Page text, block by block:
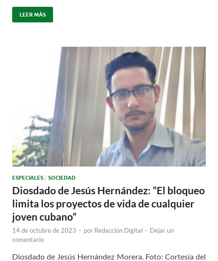
LEER MÁS
ESPECIALES / SOCIEDAD
Diosdado de Jesús Hernández: “El bloqueo
limita los proyectos de vida de cualquier
joven cubano”
14 de octubre de 2023 - por Redacción Digital - Dejar un
comentario
Diosdado de Jesús Hernández Morera. Foto: Cortesía del